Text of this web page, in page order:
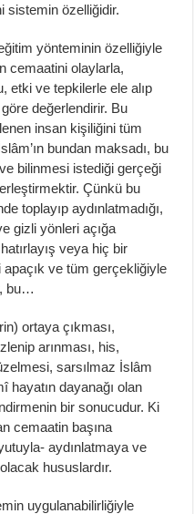
sistemin özelliğidir.
yönteminin özelliğiyle
cemaatini olaylarla,
etki ve tepkilerle ele alıp
değerlendirir. Bu
insan kişiliğini tüm
bundan maksadı, bu
bilinmesi istediği gerçeği
Çünkü bu
toplayıp aydınlatmadığı,
gizli yönleri açığa
veya hiç bir
ve tüm gerçekliğiyle
bu…
ortaya çıkması,
arınması, his,
sarsılmaz İslâm
hayatın dayanağı olan
bir sonucudur. Ki
cemaatin başına
aydınlatmaya ve
hususlardır.
uygulanabilirliğiyle